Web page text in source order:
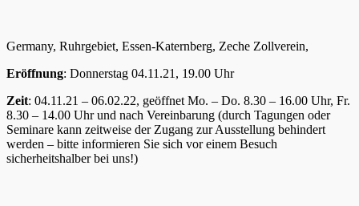
Germany, Ruhrgebiet, Essen-Katernberg, Zeche Zollverein,
Eröffnung: Donnerstag 04.11.21, 19.00 Uhr
Zeit: 04.11.21 – 06.02.22, geöffnet Mo. – Do. 8.30 – 16.00 Uhr, Fr.
8.30 – 14.00 Uhr und nach Vereinbarung (durch Tagungen oder
Seminare kann zeitweise der Zugang zur Ausstellung behindert
werden – bitte informieren Sie sich vor einem Besuch
sicherheitshalber bei uns!)